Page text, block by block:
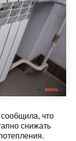
что
снижать